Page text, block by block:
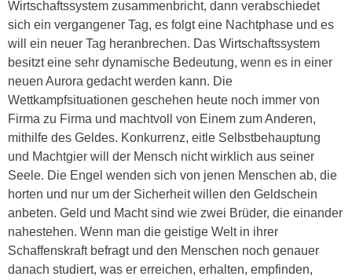
Wirtschaftssystem zusammenbricht, dann verabschiedet
sich ein vergangener Tag, es folgt eine Nachtphase und es
will ein neuer Tag heranbrechen. Das Wirtschaftssystem
besitzt eine sehr dynamische Bedeutung, wenn es in einer
neuen Aurora gedacht werden kann. Die
Wettkampfsituationen geschehen heute noch immer von
Firma zu Firma und machtvoll von Einem zum Anderen,
mithilfe des Geldes. Konkurrenz, eitle Selbstbehauptung
und Machtgier will der Mensch nicht wirklich aus seiner
Seele. Die Engel wenden sich von jenen Menschen ab, die
horten und nur um der Sicherheit willen den Geldschein
anbeten. Geld und Macht sind wie zwei Brüder, die einander
nahestehen. Wenn man die geistige Welt in ihrer
Schaffenskraft befragt und den Menschen noch genauer
danach studiert, was er erreichen, erhalten, empfinden,